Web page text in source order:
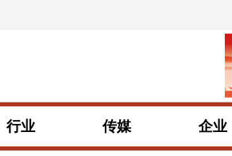
行业 传媒 企业